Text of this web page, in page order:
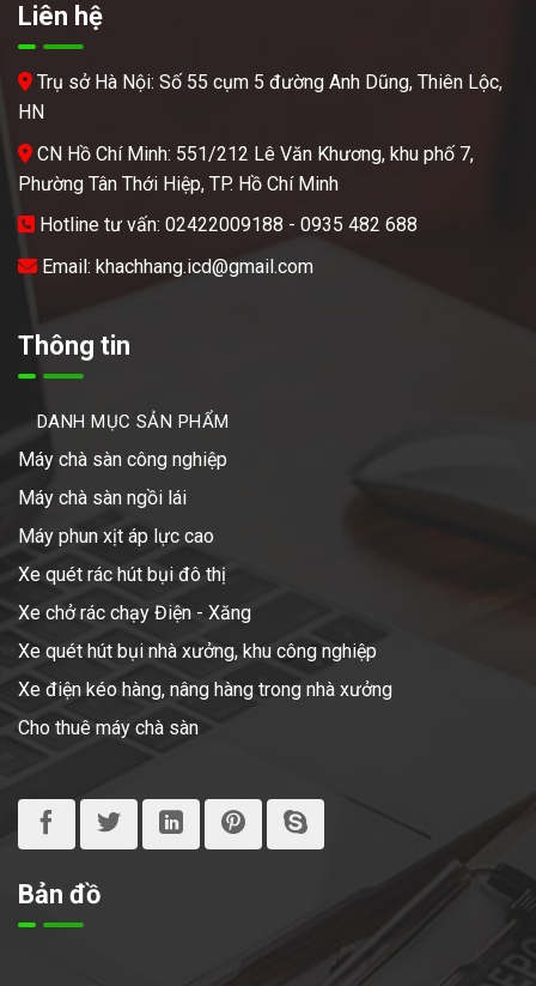
Liên hệ
Trụ sở Hà Nội: Số 55 cụm 5 đường Anh Dũng, Thiên Lộc,
HN
CN Hồ Chí Minh: 551/212 Lê Văn Khương, khu phố 7,
Phường Tân Thới Hiệp, TP. Hồ Chí Minh
Hotline tư vấn: 02422009188 - 0935 482 688
Email: khachhang.icd@gmail.com
Thông tin
DANH MỤC SẢN PHẨM
Máy chà sàn công nghiệp
Máy chà sàn ngồi lái
Máy phun xịt áp lực cao
Xe quét rác hút bụi đô thị
Xe chở rác chạy Điện - Xăng
Xe quét hút bụi nhà xưởng, khu công nghiệp
Xe điện kéo hàng, nâng hàng trong nhà xưởng
Cho thuê máy chà sàn
Bản đồ